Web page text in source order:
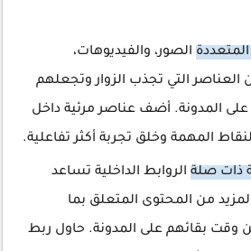
الصور، والفيديوهات،
العناصر التي تجذب الزوار وتجعلهم
المدونة. أضف عناصر مرئية داخل
المهمة وخلق تجربة أكثر تفاعلية.
ذات صلة الروابط الداخلية تساعد
من المحتوى المتعلق بما
من وقت بقائهم على المدونة. حاول ربط